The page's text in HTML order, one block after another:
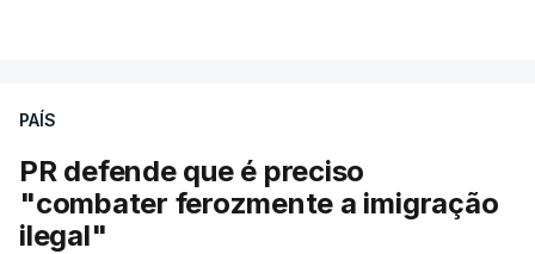
PAÍS
PR defende que é preciso
"combater ferozmente a imigração
ilegal"